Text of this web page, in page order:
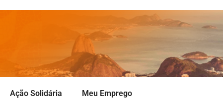
Ação Solidária Meu Emprego